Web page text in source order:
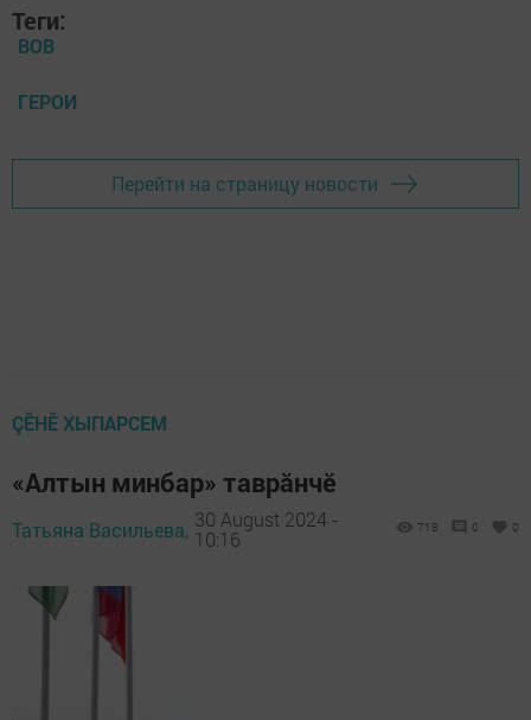
Теги:
ВОВ
ГЕРОИ
Перейти на страницу новости
ÇӖНӖ ХЫПАРСЕМ
«Алтын минбар» таврăнчĕ
Татьяна Васильева, 30 August 2024 -
10:16
718 0 0